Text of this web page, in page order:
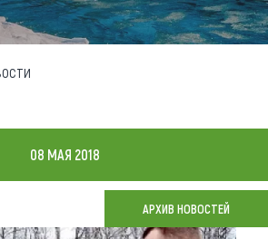
08 МАЯ 2018
АРХИВ НОВОСТЕЙ